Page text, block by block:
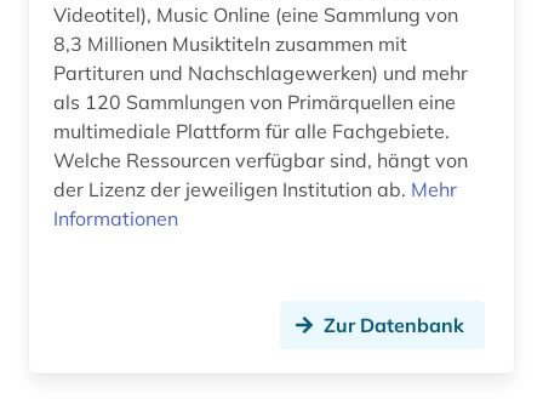
genderstudien (4)
generative ki (1)
geografie (2)
geographie (1)
Videotitel), Music Online (eine Sammlung von
8,3 Millionen Musiktiteln zusammen mit
Partituren und Nachschlagewerken) und mehr
als 120 Sammlungen von Primärquellen eine
multimediale Plattform für alle Fachgebiete.
Welche Ressourcen verfügbar sind, hängt von
der Lizenz der jeweiligen Institution ab. Mehr
Informationen
Zur Datenbank